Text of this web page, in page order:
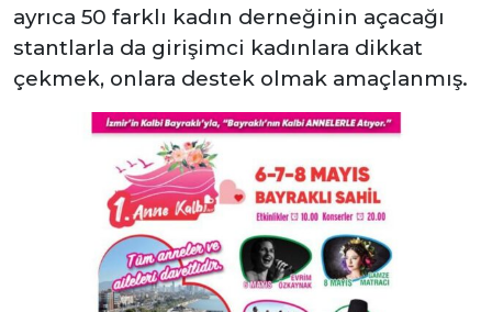
ayrıca 50 farklı kadın derneğinin açacağı
stantlarla da girişimci kadınlara dikkat
çekmek, onlara destek olmak amaçlanmış.